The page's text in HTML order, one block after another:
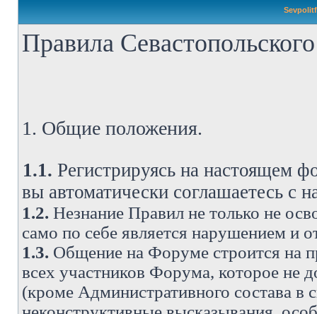
Правила
1. Общие положения.
1.1. Регистрируясь на настоящем
вы автоматически соглашаетесь
1.2. Незнание Правил не только не
само по себе является нарушением и
1.3. Общение на Форуме строится на
всех участников Форума, которое не
(кроме Административного состава в